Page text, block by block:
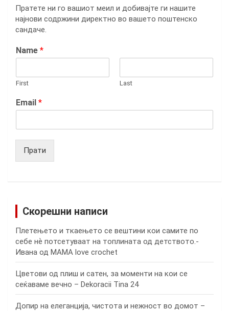
Пратете ни го вашиот меил и добивајте ги нашите
најнови содржини директно во вашето поштенско
сандаче.
Name *
First Last
Email *
Прати
Скорешни написи
Плетењето и ткаењето се вештини кои самите по
себе нѐ потсетуваат на топлината од детството.-
Ивана од MAMA love crochet
Цветови од плиш и сатен, за моменти на кои се
сеќаваме вечно – Dekoracii Tina 24
Допир на елеганција, чистота и нежност во домот –